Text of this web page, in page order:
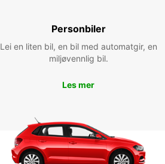
Personbiler
Lei en liten bil, en bil med automatgir, en
miljøvennlig bil.
Les mer